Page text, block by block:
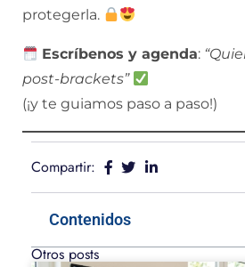
protegerla.
Escríbenos y agenda:
post-brackets”
(¡y te guiamos paso a paso!)
Compartir:
Contenidos
Otros posts